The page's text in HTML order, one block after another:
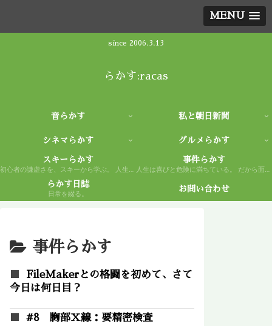
MENU
since 2006.3.13
らかす:racas
音らかす 私と朝日新聞
シネマらかす グルメらかす
スキーらかす
初心者の謙虚さを、スキーから学ぶ。 人生もまた然り。
事件らかす
人生は喜びと危険に満ちている。 だから面白い。
らかす日誌
日常を綴る。
お問い合わせ
事件らかす
FileMakerとの格闘を初めて、さて
今日は何日目？
#8 胸部Ｘ線：要精密検査